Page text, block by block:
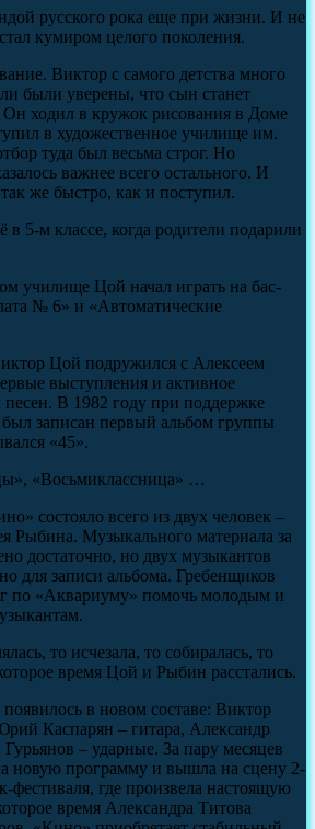
русского рока еще при жизни. И не
кумиром целого поколения.
Виктор с самого детства много
были уверены, что сын станет
ходил в кружок рисования в Доме
в художественное училище им.
туда был весьма строг. Но
важнее всего остального. И
же быстро, как и поступил.
в 5-м классе, когда родители подарили
училище Цой начал играть на бас-
№ 6» и «Автоматические
Цой подружился с Алексеем
выступления и активное
песен. В 1982 году при поддержке
записан первый альбом группы
«45».
«Восьмиклассница» …
состояло всего из двух человек –
Рыбина. Музыкального материала за
достаточно, но двух музыкантов
для записи альбома. Гребенщиков
по «Аквариуму» помочь молодым и
то исчезала, то собиралась, то
время Цой и Рыбин расстались.
в новом составе: Виктор
Каспарян – гитара, Александр
– ударные. За пару месяцев
новую программу и вышла на сцену 2-
фестиваля, где произвела настоящую
время Александра Титова